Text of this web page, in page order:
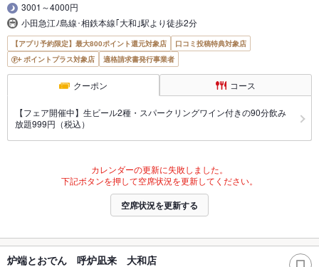
3001～4000円
小田急江ﾉ島線･相鉄本線｢大和｣駅より徒歩2分
【アプリ予約限定】最大800ポイント還元対象店
口コミ投稿特典対象店
ポイントプラス対象店
適格請求書発行事業者
クーポン コース
【フェア開催中】生ビール2種・スパークリングワイン付きの90分飲み
放題999円（税込）
カレンダーの更新に失敗しました。
下記ボタンを押して空席状況を更新してください。
空席状況を更新する
炉端とおでん 呼炉凪来 大和店